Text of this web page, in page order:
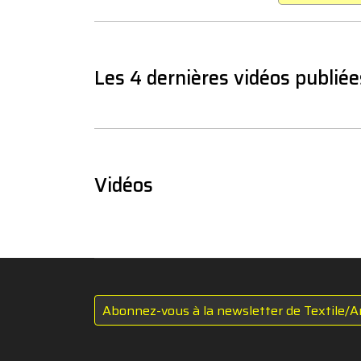
Les 4 dernières vidéos
Vidéos
Abonnez-vous à la newsletter de Textile/